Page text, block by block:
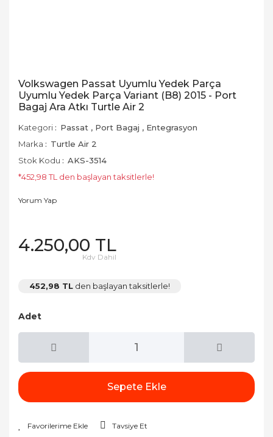
Volkswagen Passat Uyumlu Yedek Parça
Uyumlu Yedek Parça Variant (B8) 2015 - Port
Bagaj Ara Atkı Turtle Air 2
Kategori Passat , Port Bagaj , Entegrasyon
Marka
Turtle Air 2
Stok Kodu
AKS-3514
*452,98 TL den başlayan taksitlerle!
Yorum Yap
4.250,00 TL
Kdv Dahil
452,98 TL den başlayan taksitlerle!
Adet
Sepete Ekle
Tavsiye Et